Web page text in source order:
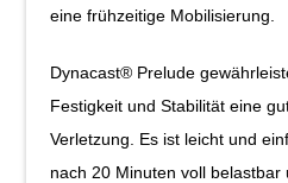
eine frühzeitige Mobilisierung.
Dynacast® Prelude
Festigkeit und Stabilität eine
Verletzung. Es ist leicht und
nach 20 Minuten voll belastbar